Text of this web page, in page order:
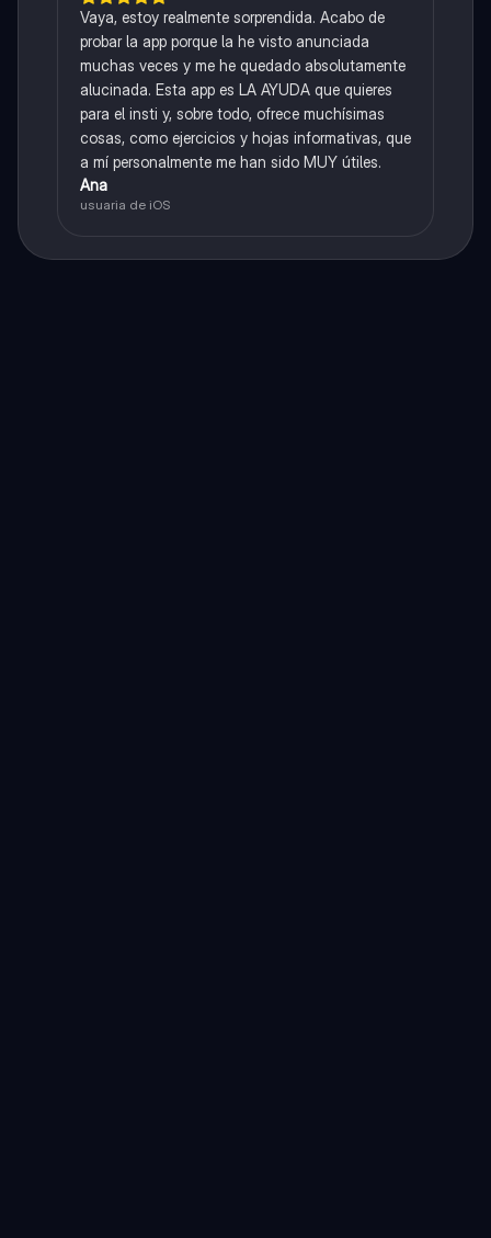
Vaya, estoy realmente sorprendida. Acabo de
probar la app porque la he visto anunciada
muchas veces y me he quedado absolutamente
alucinada. Esta app es LA AYUDA que quieres
para el insti y, sobre todo, ofrece muchísimas
cosas, como ejercicios y hojas informativas, que
a mí personalmente me han sido MUY útiles.
Ana
usuaria de iOS